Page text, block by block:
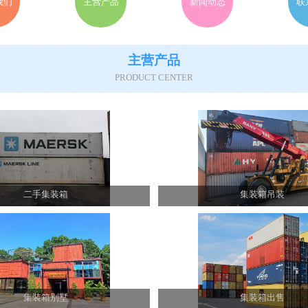
主营产品
PRODUCT CENTER
二手集装箱 集装箱吊装
集装箱别墅 集装箱出售